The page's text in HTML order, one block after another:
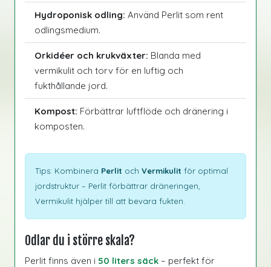
Hydroponisk odling: Använd Perlit som rent
odlingsmedium.
Orkidéer och krukväxter: Blanda med
vermikulit och torv för en luftig och
fukthållande jord.
Kompost: Förbättrar luftflöde och dränering i
komposten.
Tips: Kombinera Perlit och Vermikulit för optimal
jordstruktur – Perlit förbättrar dräneringen,
Vermikulit hjälper till att bevara fukten.
Odlar du i större skala?
Perlit finns även i 50 liters säck – perfekt för